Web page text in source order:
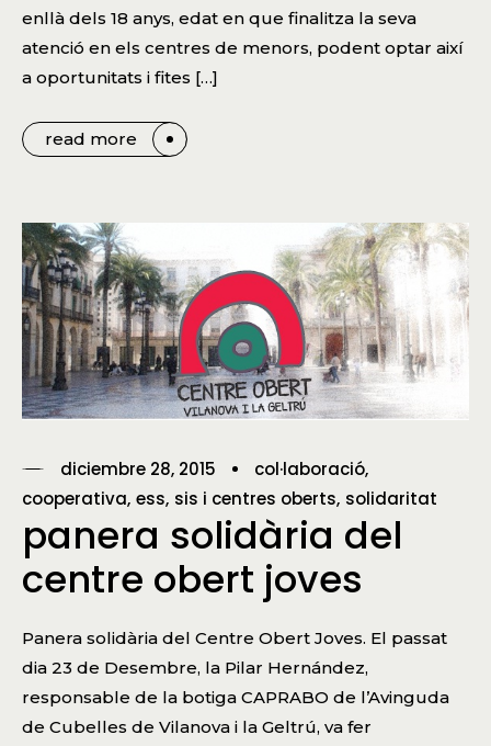
enllà dels 18 anys, edat en que finalitza la seva
atenció en els centres de menors, podent optar així
a oportunitats i fites […]
read more
diciembre 28, 2015
col·laboració
cooperativa ess sis i centres oberts solidaritat
panera solidària del
centre obert joves
Panera solidària del Centre Obert Joves. El passat
dia 23 de Desembre, la Pilar Hernández,
responsable de la botiga CAPRABO de l’Avinguda
de Cubelles de Vilanova i la Geltrú, va fer